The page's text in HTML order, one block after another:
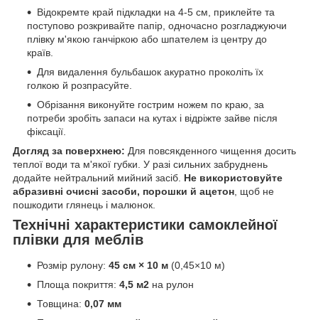
Відокремте край підкладки на 4-5 см, приклейте та
поступово розкривайте папір, одночасно розгладжуючи
плівку м'якою ганчіркою або шпателем із центру до
країв.
Для видалення бульбашок акуратно проколіть їх
голкою й розпрасуйте.
Обрізання виконуйте гострим ножем по краю, за
потреби зробіть запаси на кутах і відріжте зайве після
фіксації.
Догляд за поверхнею: Для повсякденного чищення досить
теплої води та м'якої губки. У разі сильних забруднень
додайте нейтральний мийний засіб. Не використовуйте
абразивні очисні засоби, порошки й ацетон , щоб не
пошкодити глянець і малюнок.
Технічні характеристики самоклейної
плівки для меблів
Розмір рулону: 45 см × 10 м (0,45×10 м)
Площа покриття: 4,5 м2 на рулон
Товщина: 0,07 мм